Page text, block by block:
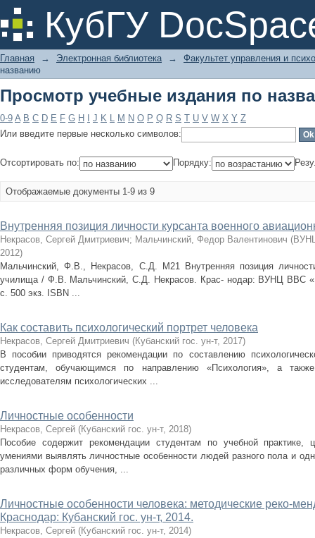
КубГУ
Просмотр учебные издания по
Главная → Электронная библиотека →
Факультет управления и
названию
Просмотр учебные издания по
0-9 A B C D E F G H J K L M N O P Q R S T U V W X Y Z
Или введите первые несколько символов:
Отсортировать по: Порядку:
Отображаемые документы 1-9 из 9
Внутренняя позиция личности курсанта военного
Некрасов, Сергей Дмитриевич; Мальчинский, Федор Валентинович (
2012)
Мальчинский, Ф.В., Некрасов, С.Д. М21 Внутренняя позиция
училища / Ф.В. Мальчинский, С.Д. Некрасов. Крас- нодар: ВУНЦ ВВС
с. 500 экз. ISBN ...
Как составить психологический портрет человека
Некрасов, Сергей Дмитриевич (Кубанский гос. ун-т, 2017)
В пособии приводятся рекомендации по составлению
студентам, обучающимся по направлению «Психология», а
исследователям психологических ...
Личностные особенности
Некрасов, Сергей (Кубанский гос. ун-т, 2018)
Пособие содержит рекомендации студентам по учебной практике,
умениями выявлять личностные особенности людей разного пола и
различных форм обучения, ...
Личностные особенности человека: методические реко-
Краснодар: Кубанский гос. ун-т, 2014.
Некрасов, Сергей (Кубанский гос. ун-т, 2014)